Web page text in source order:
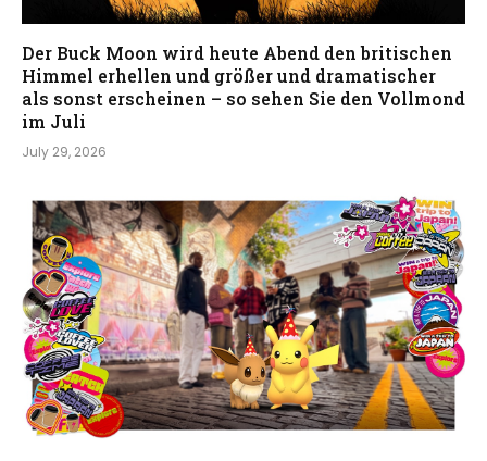
Der Buck Moon wird heute Abend den britischen
Himmel erhellen und größer und dramatischer
als sonst erscheinen – so sehen Sie den Vollmond
im Juli
July 29, 2026